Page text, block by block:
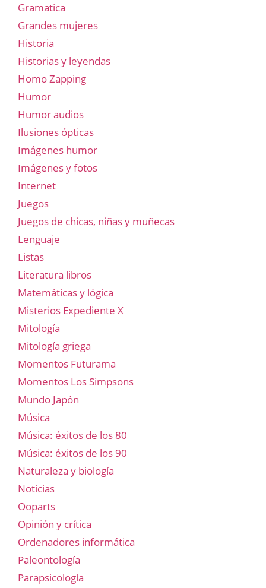
Gramatica
Grandes mujeres
Historia
Historias y leyendas
Homo Zapping
Humor
Humor audios
Ilusiones ópticas
Imágenes humor
Imágenes y fotos
Internet
Juegos
Juegos de chicas, niñas y muñecas
Lenguaje
Listas
Literatura libros
Matemáticas y lógica
Misterios Expediente X
Mitología
Mitología griega
Momentos Futurama
Momentos Los Simpsons
Mundo Japón
Música
Música: éxitos de los 80
Música: éxitos de los 90
Naturaleza y biología
Noticias
Ooparts
Opinión y crítica
Ordenadores informática
Paleontología
Parapsicología